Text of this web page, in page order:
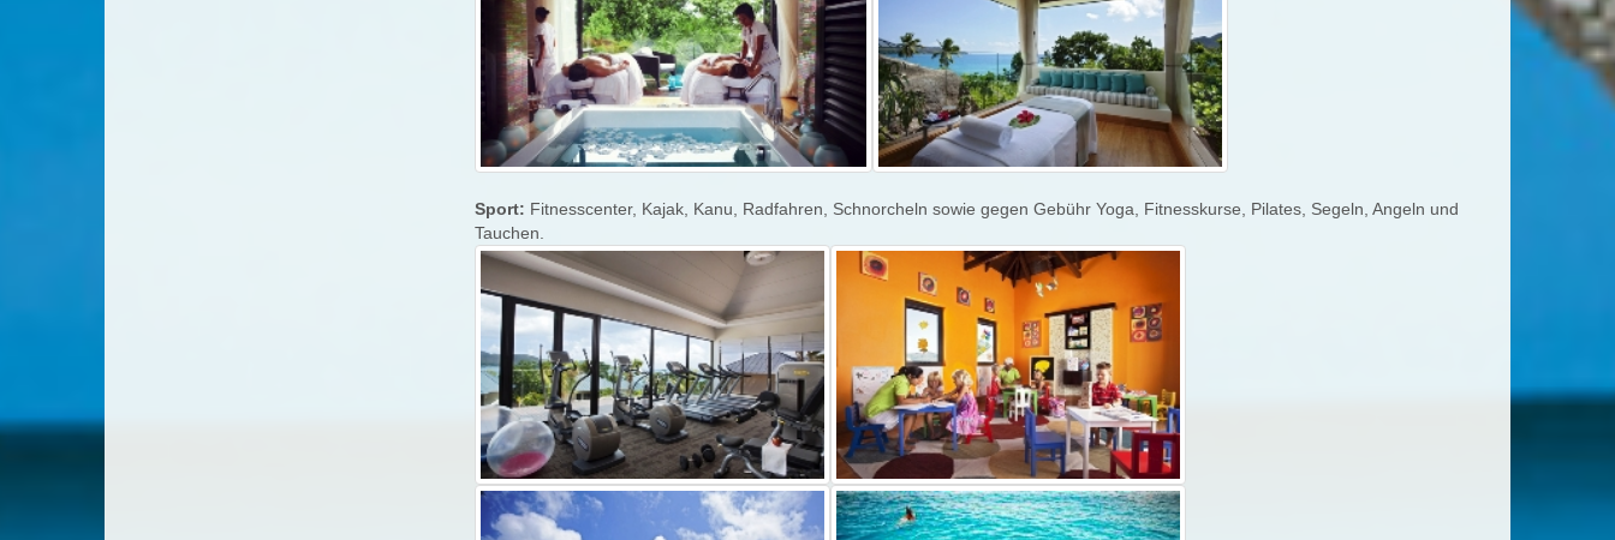
Sport: Fitnesscenter, Kajak, Kanu, Radfahren, Schnorcheln sowie gegen Gebühr Yoga, Fitnesskurse, Pilates, Segeln, Angeln und
Tauchen.